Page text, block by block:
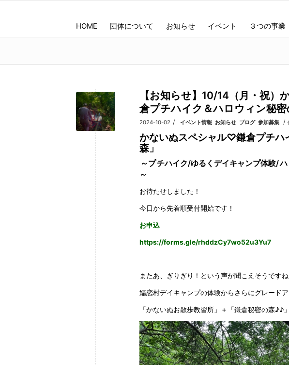
HOME 団体について お知らせ イベント ３つの事業
【お知らせ】10/14（月・祝
倉プチハイク＆ハロウィン秘密
2024-10-02 /
カテゴリ: イベント情報 お知らせ ブログ, 参加募集 /
かないぬスペシャル♡鎌倉プチハ
森」
～プチハイク/ゆるくデイキャンプ体験/
～
お待たせしました！
今日から先着順受付開始です！
お申込
https://forms.gle/rhddzCy7wo52u3Yu7
またあ、ぎりぎり！という声が聞こえそうですね
嬬恋村デイキャンプの体験からさらにグレード
「かないぬお散歩教習所」＋「鎌倉秘密の森♪♪